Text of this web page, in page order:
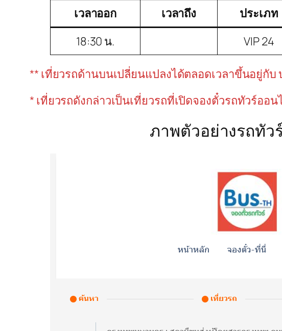
เวลาออก เวลาถึง ประเภท
18:30 น.
VIP 24
** เที่ยวรถด้านบนเปลี่ยนแปลงได้ตลอดเวลาขึ้นอยู่กับ
* เที่ยวรถดังกล่าวเป็นเที่ยวรถที่เปิดจองตั๋วรถทัวร์อ
ภาพตัวอย่างรถทัว